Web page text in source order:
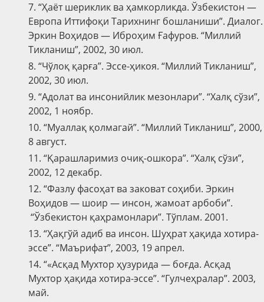
7. “Ҳаёт шериклик ва ҳамкорликда. Ўзбекистон —
Европа Иттифоқи Тарихнинг бошланиши”. Диалог.
Эркин Воҳидов — Иброҳим Ғафуров. “Миллий
Тикланиш”, 2002, 30 июл.
8. “Чўлоқ қарға”. Эссе-ҳикоя. “Миллий Тикланиш”,
2002, 30 июл.
9. “Адолат ва инсонийлик мезонлари”. “Халқ сўзи”,
2002, 1 ноябр.
10. “Муаллақ қолмагай”. “Миллий Тикланиш”, 2000,
8 август.
11. “Қарашларимиз очиқ-ошкора”. “Халқ сўзи”,
2002, 12 декабр.
12. “Фазлу фасоҳат ва заковат соҳиби. Эркин
Воҳидов — шоир — инсон, жамоат арбоби”.
“Ўзбекистон қаҳрамонлари”. Тўплам. 2001.
13. “Ҳақгўй адиб ва инсон. Шуҳрат ҳақида хотира-
эссе”. “Маърифат”, 2003, 19 апрел.
14. “«Асқад Мухтор ҳузурида — боғда. Асқад
Мухтор ҳақида хотира-эссе”. “Гулчеҳралар”. 2003,
май.